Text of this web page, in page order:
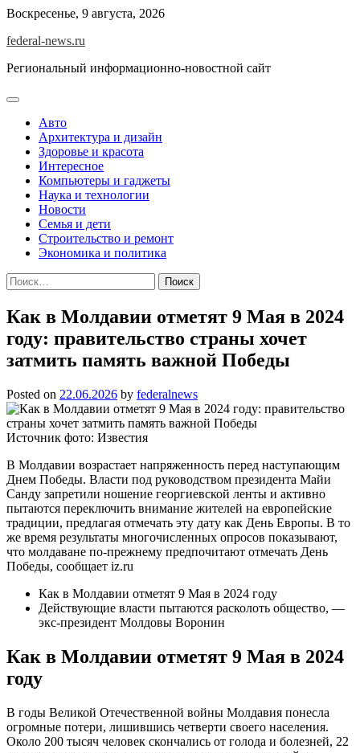
Skip
content
Воскресенье, 9 августа, 2026
federal-news.ru
Региональный информационно-новостной сайт
Авто
Архитектура и дизайн
Здоровье и красота
Интересное
Компьютеры и гаджеты
Наука и технологии
Новости
Семья и дети
Строительство и ремонт
Экономика и политика
Найти:
Как в Молдавии отметят 9 Мая в 2024
году: правительство страны хочет
затмить память важной Победы
Posted on 22.06.2026 by federalnews
Источник фото: Известия
В Молдавии возрастает напряженность перед наступающим
Днем Победы. Власти под руководством президента Майи
Санду запретили ношение георгиевской ленты и активно
пытаются переключить внимание жителей на европейские
традиции, предлагая отмечать эту дату как День Европы. В то
же время результаты многочисленных опросов показывают,
что молдаване по-прежнему предпочитают отмечать День
Победы, сообщает iz.ru
Как в Молдавии отметят 9 Мая в 2024 году
Действующие власти пытаются расколоть общество, —
экс-президент Молдовы Воронин
Как в Молдавии отметят 9 Мая в 2024
году
В годы Великой Отечественной войны Молдавия понесла
огромные потери, лишившись четверти своего населения.
Около 200 тысяч человек скончались от голода и болезней, 22